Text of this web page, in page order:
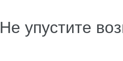
Не упустите